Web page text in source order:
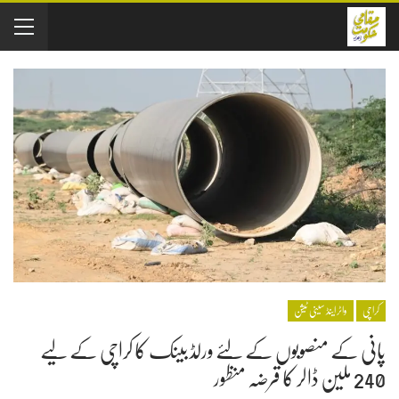
کراچی واٹر اینڈ سینی ٹیشن
پانی کے منصوبوں کے لئے ورلڈ بینک کا کراچی کے لیے
240 ملین ڈالر کا قرضہ منظور